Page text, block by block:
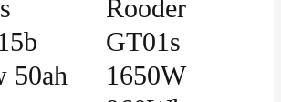
50ah
Rooder
GT01s
1650W